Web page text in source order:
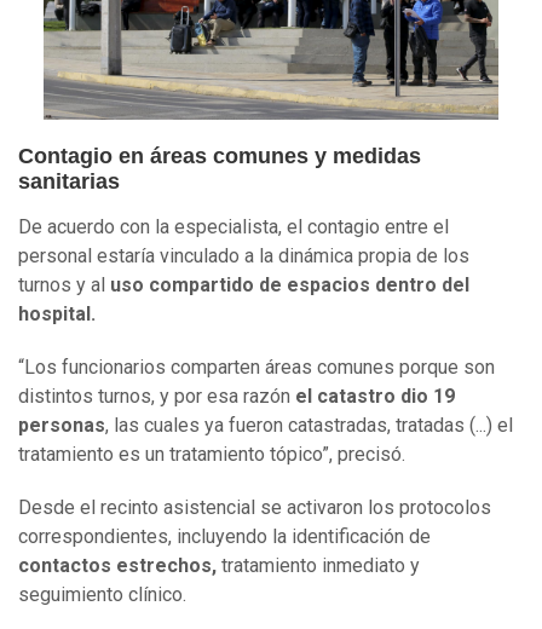
Contagio en áreas comunes y medidas
sanitarias
De acuerdo con la especialista, el contagio entre el
personal estaría vinculado a la dinámica propia de los
turnos y al uso compartido de espacios dentro del
hospital.
“Los funcionarios comparten áreas comunes porque son
distintos turnos, y por esa razón el catastro dio 19
personas, las cuales ya fueron catastradas, tratadas (...) el
tratamiento es un tratamiento tópico”, precisó.
Desde el recinto asistencial se activaron los protocolos
correspondientes, incluyendo la identificación de
contactos estrechos, tratamiento inmediato y
seguimiento clínico.